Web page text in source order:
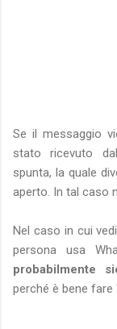
Se il messaggio
stato ricevuto
spunta, la quale
aperto. In tal caso
Nel caso in cui vedi
persona usa
probabilmente
perché è bene